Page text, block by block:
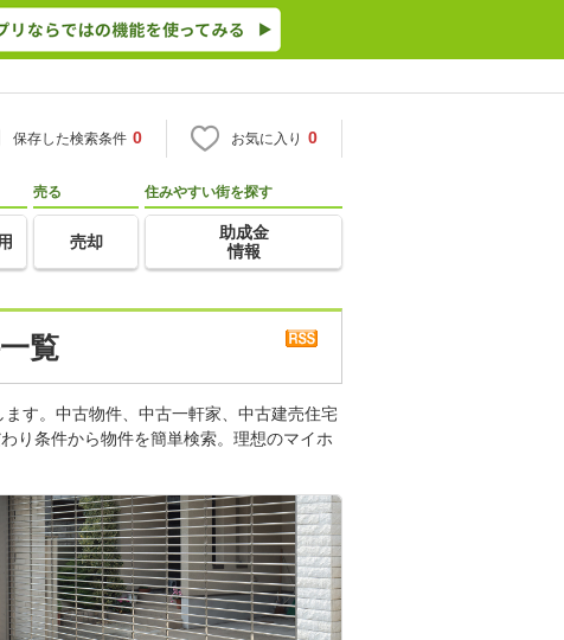
保存した検索条件 0 お気に入り 0
売る
売却
住みやすい街を探す
助成金
情報
覧
す。中古物件、中古一軒家、中古建売住宅
り条件から物件を簡単検索。理想のマイホ